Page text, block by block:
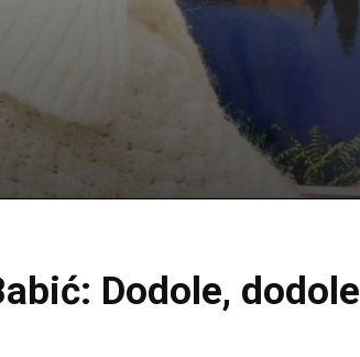
Dodole, dodole